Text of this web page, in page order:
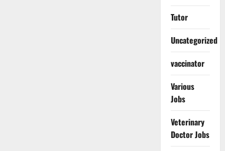
Tutor
Uncategorized
vaccinator
Various
Jobs
Veterinary
Doctor Jobs